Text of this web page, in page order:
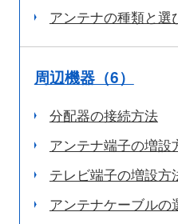
アンテナの種類と選
周辺機器（6）
分配器の接続方法
アンテナ端子の増設
テレビ端子の増設方
アンテナケーブルの